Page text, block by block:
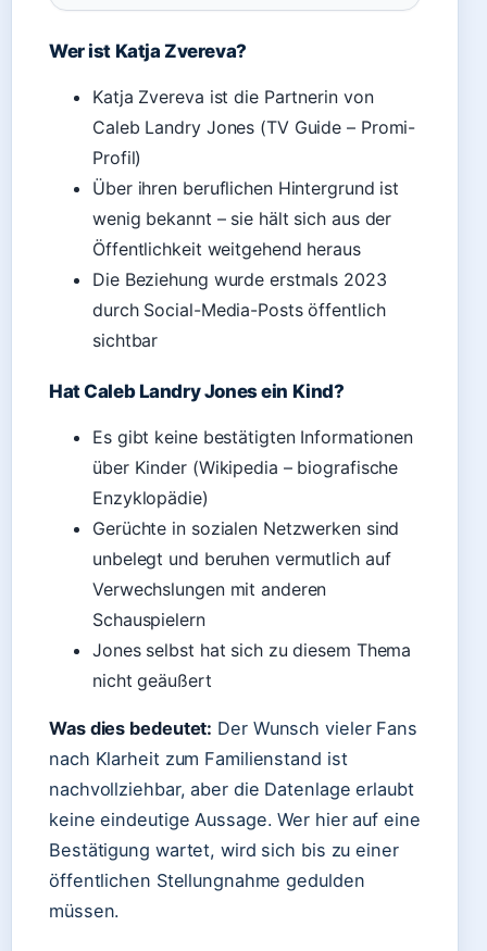
Wer ist Katja Zvereva?
Katja Zvereva ist die Partnerin von
Caleb Landry Jones (TV Guide – Promi-
Profil)
Über ihren beruflichen Hintergrund ist
wenig bekannt – sie hält sich aus der
Öffentlichkeit weitgehend heraus
Die Beziehung wurde erstmals 2023
durch Social-Media-Posts öffentlich
sichtbar
Hat Caleb Landry Jones ein Kind?
Es gibt keine bestätigten Informationen
über Kinder (Wikipedia – biografische
Enzyklopädie)
Gerüchte in sozialen Netzwerken sind
unbelegt und beruhen vermutlich auf
Verwechslungen mit anderen
Schauspielern
Jones selbst hat sich zu diesem Thema
nicht geäußert
Was dies bedeutet: Der Wunsch vieler Fans
nach Klarheit zum Familienstand ist
nachvollziehbar, aber die Datenlage erlaubt
keine eindeutige Aussage. Wer hier auf eine
Bestätigung wartet, wird sich bis zu einer
öffentlichen Stellungnahme gedulden
müssen.